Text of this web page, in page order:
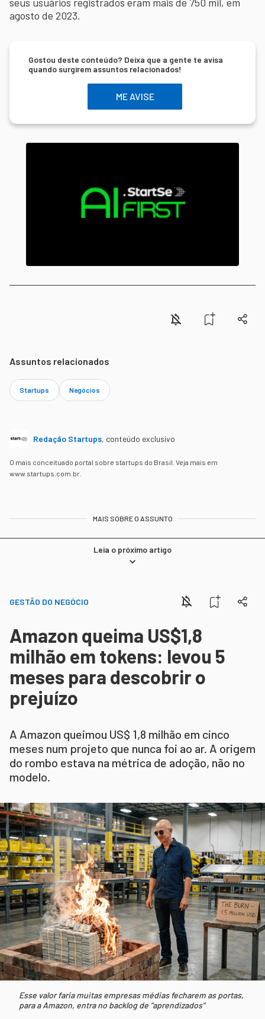
agosto de 2023.
Gostou deste conteúdo? Deixa que a gente te avisa
quando surgirem assuntos relacionados!
ME AVISE
Assuntos relacionados
Startups Negócios
Redação Startups, conteúdo exclusivo
O mais conceituado portal sobre startups do Brasil. Veja mais em
www.startups.com.br.
MAIS SOBRE O ASSUNTO
Leia o próximo artigo
GESTÃO DO NEGÓCIO
Amazon queima US$1,8
milhão em tokens: levou 5
meses para descobrir o
prejuízo
A Amazon queimou US$ 1,8 milhão em cinco
meses num projeto que nunca foi ao ar. A origem
do rombo estava na métrica de adoção, não no
modelo.
Esse valor faria muitas empresas médias fecharem as portas,
para a Amazon, entra no backlog de "aprendizados"